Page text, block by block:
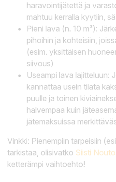
haravointijätettä ja
mahtuu kerralla kyytiin,
Pieni lava (n. 10 m³):
pihoihin ja kohteisiin,
(esim. yksittäisen
siivous)
Useampi lava lajitteluun:
kannattaa usein tilata
puulle ja toinen
halvempaa kuin
jätemaksuissa
Vinkki: Pienempiin tarpeisiin
tarkistaa, olisivatko Siisti
ketterämpi vaihtoehto!